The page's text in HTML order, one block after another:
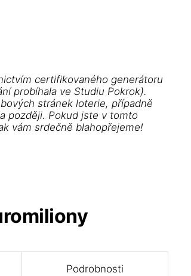
certifikovaného generátoru
probíhala ve Studiu Pokrok).
stránek loterie, případně
později. Pokud jste v tomto
vám srdečně blahopřejeme!
Podrobnosti